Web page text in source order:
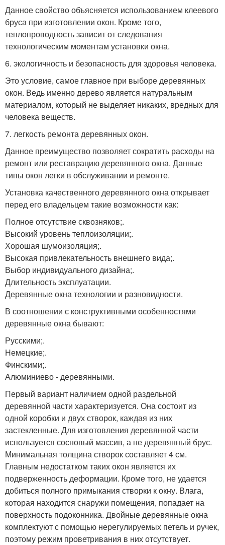
Данное свойство объясняется использованием клеевого
бруса при изготовлении окон. Кроме того,
теплопроводность зависит от следования
технологическим моментам установки окна.
6. экологичность и безопасность для здоровья человека.
Это условие, самое главное при выборе деревянных
окон. Ведь именно дерево является натуральным
материалом, который не выделяет никаких, вредных для
человека веществ.
7. легкость ремонта деревянных окон.
Данное преимущество позволяет сократить расходы на
ремонт или реставрацию деревянного окна. Данные
типы окон легки в обслуживании и ремонте.
Установка качественного деревянного окна открывает
перед его владельцем такие возможности как:
Полное отсутствие сквозняков;.
Высокий уровень теплоизоляции;.
Хорошая шумоизоляция;.
Высокая привлекательность внешнего вида;.
Выбор индивидуального дизайна;.
Длительность эксплуатации.
Деревянные окна технологии и разновидности.
В соотношении с конструктивными особенностями
деревянные окна бывают:
Русскими;.
Немецкие;.
Финскими;.
Алюминиево - деревянными.
Первый вариант наличием одной раздельной
деревянной части характеризуется. Она состоит из
одной коробки и двух створок, каждая из них
застекленные. Для изготовления деревянной части
используется сосновый массив, а не деревянный брус.
Минимальная толщина створок составляет 4 см.
Главным недостатком таких окон является их
подверженность деформации. Кроме того, не удается
добиться полного примыкания створки к окну. Влага,
которая находится снаружи помещения, попадает на
поверхность подоконника. Двойные деревянные окна
комплектуют с помощью нерегулируемых петель и ручек,
поэтому режим проветривания в них отсутствует.